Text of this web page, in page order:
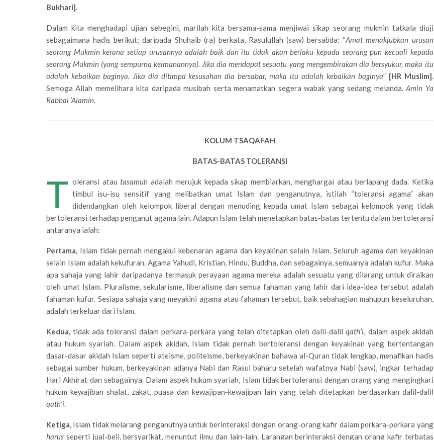
Bukhari].
Dalam kita menghadapi ujian sebegini, marilah kita bersama-sama menjiwai sikap seorang mukmin tatkala diuji
sebagaimana hadis berikut; daripada Shuhaib (ra) berkata, Rasulullah (saw) bersabda: “Amat menakjubkan urusan
seorang Mukmin kerana setiap urusannya adalah baik dan itu tidak akan berlaku kepada seorang pun kecuali kepada
seorang Mukmin (yang sempurna keimanannya). Jika dia mendapat sesuatu yang mengembirakan dia bersyukur, maka itu
adalah kebaikan baginya. Jika dia ditimpa kesusahan dia bersabar, maka itu adalah kebaikan baginya” [HR Muslim].
Semoga Allah memelihara kita daripada musibah serta menamatkan segera wabak yang sedang melanda.Amin Ya
Rabbal ‘Alamin.
KOLUM TSAQAFAH
BATAS-BATAS TOLERANSI
T oleransi atautasamuh adalah merujuk kepada sikap membiarkan, menghargai atau berlapang dada. Ketika
timbul isu-isu sensitif yang melibatkan umat Islam dan penganutnya, istilah “toleransi agama” akan
didendangkan oleh kelompok liberal dengan menuding kepada umat Islam sebagai kelompok yang tidak
bertoleransi terhadap penganut agama lain. Adapun Islam telah menetapkan batas-batas tertentu dalam bertoleransi
antaranya ialah:
Pertama, Islam tidak pernah mengakui kebenaran agama dan keyakinan selain Islam. Seluruh agama dan keyakinan
selain Islam adalah kekufuran. Agama Yahudi, Kristian, Hindu, Buddha, dan sebagainya, semuanya adalah kufur. Maka
apa sahaja yang lahir daripadanya termasuk perayaan agama mereka adalah sesuatu yang dilarang untuk diraikan
oleh umat Islam. Pluralisme, sekularisme, liberalisme dan semua fahaman yang lahir dari idea-idea tersebut adalah
fahaman kufur. Sesiapa sahaja yang meyakini agama atau fahaman tersebut, baik sebahagian mahupun keseluruhan,
adalah terkeluar dari Islam.
Kedua, tidak ada toleransi dalam perkara-perkara yang telah ditetapkan oleh dalil-dalilqath’i, dalam aspek akidah
atau hukum syariah. Dalam aspek akidah, Islam tidak pernah bertoleransi dengan keyakinan yang bertentangan
dasar-dasar akidah Islam seperti ateisme, politeisme, berkeyakinan bahawa al-Quran tidak lengkap, menafikan hadis
sebagai sumber hukum, berkeyakinan adanya Nabi dan Rasul baharu setelah wafatnya Nabi (saw), ingkar terhadap
Hari Akhirat dan sebagainya. Dalam aspek hukum syariah, Islam tidak bertoleransi dengan orang yang mengingkari
hukum kewajiban shalat, zakat, puasa dan kewajipan-kewajipan lain yang telah ditetapkan berdasarkan dalil-dalil
qath’i.
Ketiga, Islam tidak melarang penganutnya untuk berinteraksi dengan orang-orang kafir dalam perkara-perkara yang
harus seperti jual-beli, bersyarikat, menuntut ilmu dan lain-lain. Larangan berinteraksi dengan orang kafir terbatas